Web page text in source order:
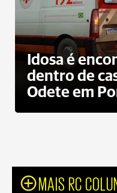
Idosa é
dentro de
Odete em
MAIS RC